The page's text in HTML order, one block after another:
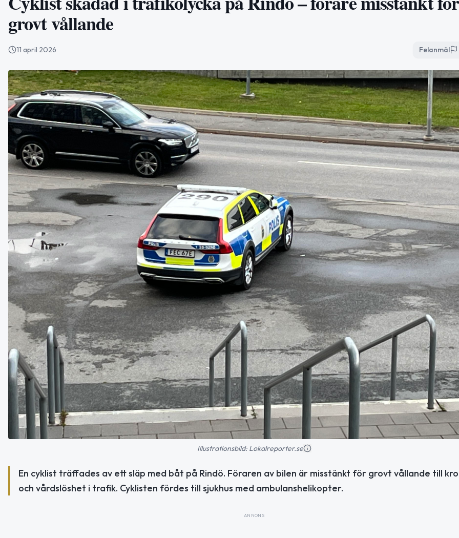
grovt vållande
11 april 2026 Felanmäl
Illustrationsbild: Lokalreporter.se
En cyklist träffades av ett släp med båt på Rindö. Föraren av bilen är misstänkt för grovt vållande till
och vårdslöshet i trafik. Cyklisten fördes till sjukhus med ambulanshelikopter.
ANNONS